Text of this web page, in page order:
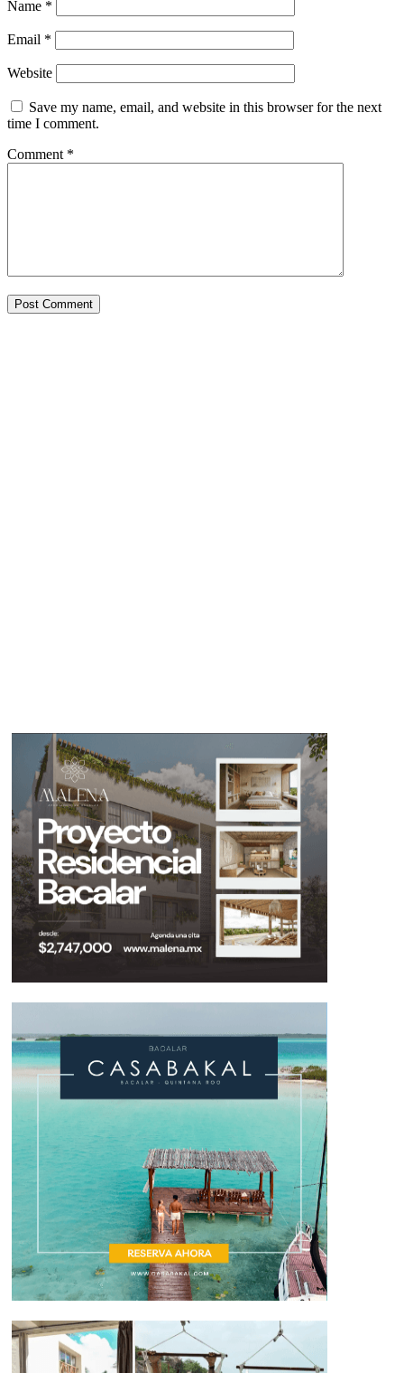
Name *
Email *
Website
Save my name, email, and website in this browser for the next
time I comment.
Comment *